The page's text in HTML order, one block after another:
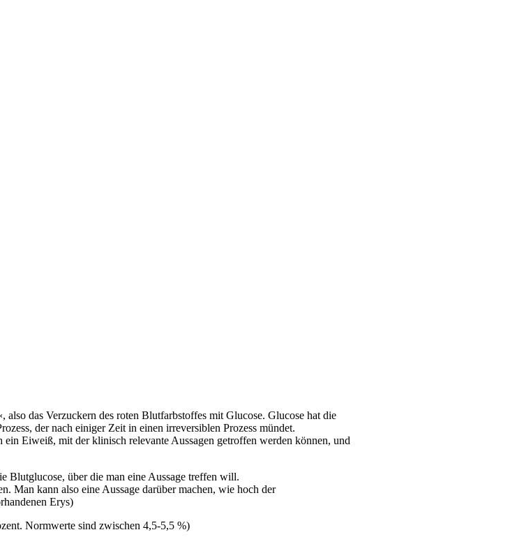
, also das Verzuckern des roten Blutfarbstoffes mit Glucose. Glucose hat die
der nach einiger Zeit in einen irreversiblen Prozess mündet.
Eiweiß, mit der klinisch relevante Aussagen getroffen werden können, und
Blutglucose, über die man eine Aussage treffen will.
Man kann also eine Aussage darüber machen, wie hoch der
Erys)
Normwerte sind zwischen 4,5-5,5 %)